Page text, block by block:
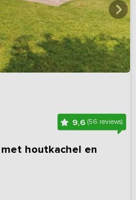
9,6 (56 reviews)
houtkachel en